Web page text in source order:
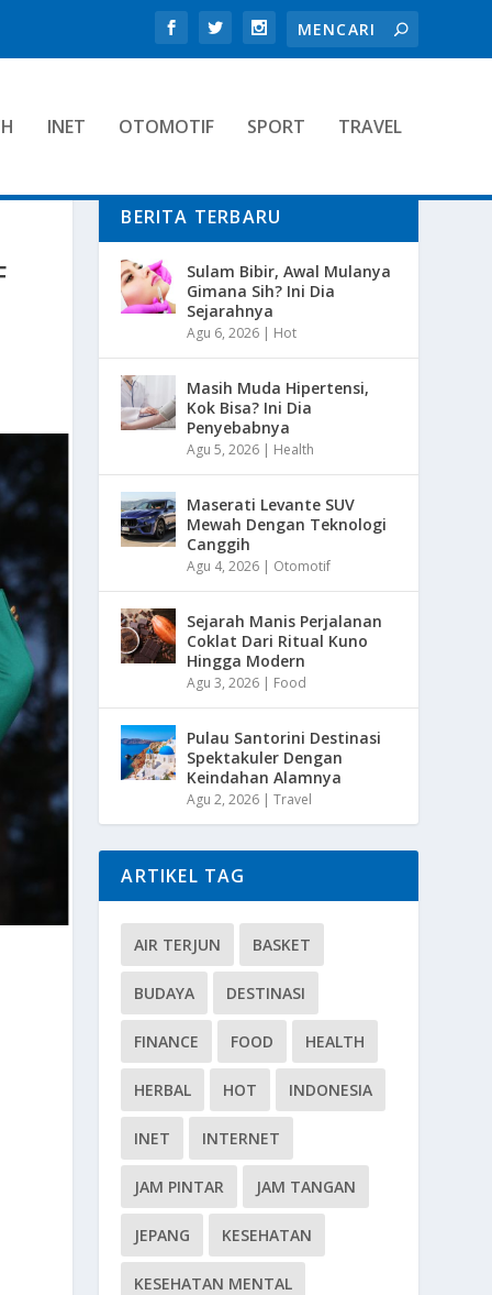
INET OTOMOTIF SPORT TRAVEL
BERITA TERBARU
Sulam Bibir, Awal Mulanya
Gimana Sih? Ini Dia
Sejarahnya
Agu 6, 2026 | Hot
Masih Muda Hipertensi,
Kok Bisa? Ini Dia
Penyebabnya
Agu 5, 2026 | Health
Maserati Levante SUV
Mewah Dengan Teknologi
Canggih
Agu 4, 2026 | Otomotif
Sejarah Manis Perjalanan
Coklat Dari Ritual Kuno
Hingga Modern
Agu 3, 2026 | Food
Pulau Santorini Destinasi
Spektakuler Dengan
Keindahan Alamnya
Agu 2, 2026 |Travel
ARTIKEL TAG
AIR TERJUN BASKET
BUDAYA DESTINASI
FINANCE FOOD HEALTH
HERBAL HOT INDONESIA
INET INTERNET
JAM PINTAR JAM TANGAN
JEPANG KESEHATAN
KESEHATAN MENTAL